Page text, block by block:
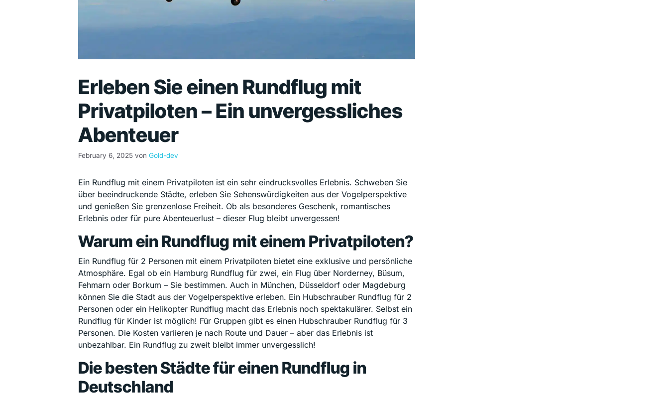
Erleben Sie einen Rundflug mit
Privatpiloten – Ein unvergessliches
Abenteuer
February 6, 2025 von Gold-dev
Ein Rundflug mit einem Privatpiloten ist ein sehr eindrucksvolles Erlebnis. Schweben Sie
über beeindruckende Städte, erleben Sie Sehenswürdigkeiten aus der Vogelperspektive
und genießen Sie grenzenlose Freiheit. Ob als besonderes Geschenk, romantisches
Erlebnis oder für pure Abenteuerlust – dieser Flug bleibt unvergessen!
Warum ein Rundflug mit einem Privatpiloten?
Ein Rundflug für 2 Personen mit einem Privatpiloten bietet eine exklusive und persönliche
Atmosphäre. Egal ob ein Hamburg Rundflug für zwei, ein Flug über Norderney, Büsum,
Fehmarn oder Borkum – Sie bestimmen. Auch in München, Düsseldorf oder Magdeburg
können Sie die Stadt aus der Vogelperspektive erleben. Ein Hubschrauber Rundflug für 2
Personen oder ein Helikopter Rundflug macht das Erlebnis noch spektakulärer. Selbst ein
Rundflug für Kinder ist möglich! Für Gruppen gibt es einen Hubschrauber Rundflug für 3
Personen. Die Kosten variieren je nach Route und Dauer – aber das Erlebnis ist
unbezahlbar. Ein Rundflug zu zweit bleibt immer unvergesslich!
Die besten Städte für einen Rundflug in
Deutschland